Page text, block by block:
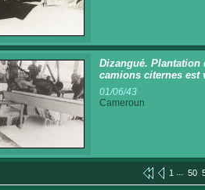
Dizangué. Plantation
camions citernes est
01/06/43
Cameroun
1 ... 50